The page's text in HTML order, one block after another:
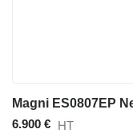
6.900 € HT